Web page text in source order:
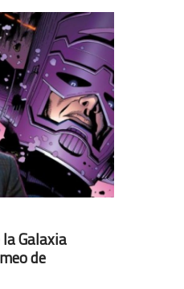
Galaxia
de